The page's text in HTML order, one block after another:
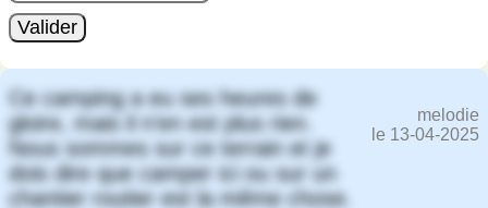
Valider
Ce camping a eu ses heures de
gloire, mais il n'en est plus rien.
Nous sommes sur ce terrain et je
dois dire que camper ici ou sur un
chantier routier est la même chose.
melodie
le 13-04-2025